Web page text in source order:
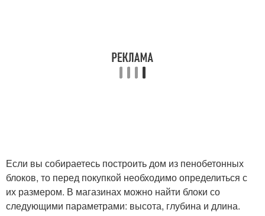
Если вы собираетесь построить дом из пенобетонных
блоков, то перед покупкой необходимо определиться с
их размером. В магазинах можно найти блоки со
следующими параметрами: высота, глубина и длина.